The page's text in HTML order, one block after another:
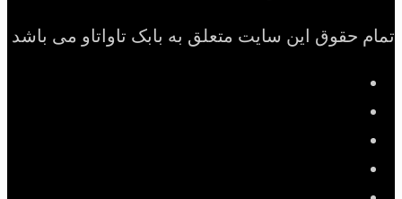
تمام حقوق این سایت متعلق به بابک تاواتاو می باشد